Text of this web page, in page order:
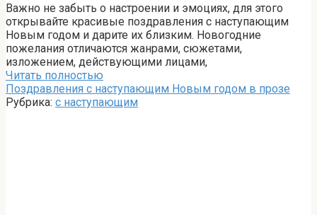
Важно не забыть о настроении и эмоциях, для этого
открывайте красивые поздравления с наступающим
Новым годом и дарите их близким. Новогодние
пожелания отличаются жанрами, сюжетами,
изложением, действующими лицами,
Читать полностью
Поздравления с наступающим Новым годом в прозе
Рубрика: с наступающим